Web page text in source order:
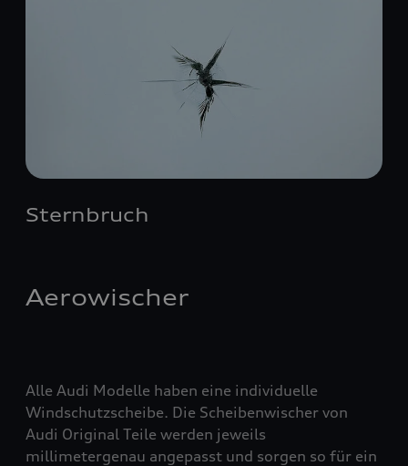
Sternbruch
Aerowischer
Alle Audi Modelle haben eine individuelle
Windschutzscheibe. Die Scheibenwischer von
Audi Original Teile werden jeweils
millimetergenau angepasst und sorgen so für ein